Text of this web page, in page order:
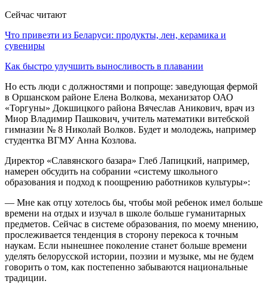
Сейчас читают
Что привезти из Беларуси: продукты, лен, керамика и
сувениры
Как быстро улучшить выносливость в плавании
Но есть люди с должностями и попроще: заведующая фермой
в Оршанском районе Елена Волкова, механизатор ОАО
«Торгуны» Докшицкого района Вячеслав Аникович, врач из
Миор Владимир Пашкович, учитель математики витебской
гимназии № 8 Николай Волков. Будет и молодежь, например
студентка ВГМУ Анна Козлова.
Директор «Славянского базара» Глеб Лапицкий, например,
намерен обсудить на собрании «систему школьного
образования и подход к поощрению работников культуры»:
— Мне как отцу хотелось бы, чтобы мой ребенок имел больше
времени на отдых и изучал в школе больше гуманитарных
предметов. Сейчас в системе образования, по моему мнению,
прослеживается тенденция в сторону перекоса к точным
наукам. Если нынешнее поколение станет больше времени
уделять белорусской истории, поэзии и музыке, мы не будем
говорить о том, как постепенно забываются национальные
традиции.